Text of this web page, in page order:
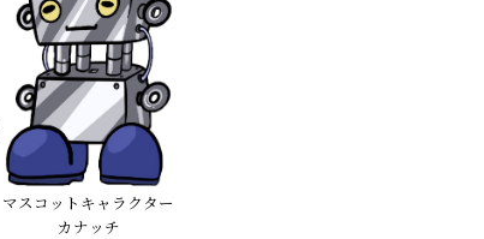
マスコットキャラクター
カナッチ